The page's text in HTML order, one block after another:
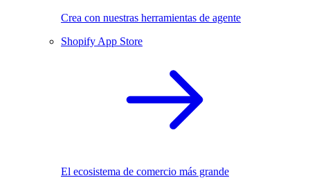
Crea con nuestras herramientas de agente
Shopify App Store
El ecosistema de comercio más grande